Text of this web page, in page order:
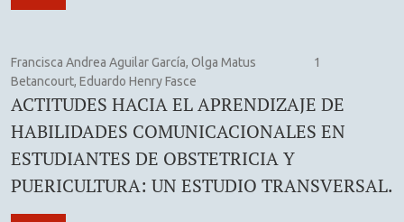
Francisca Andrea Aguilar García, Olga Matus
Betancourt, Eduardo Henry Fasce
1
ACTITUDES HACIA EL APRENDIZAJE DE
HABILIDADES COMUNICACIONALES EN
ESTUDIANTES DE OBSTETRICIA Y
PUERICULTURA: UN ESTUDIO TRANSVERSAL.